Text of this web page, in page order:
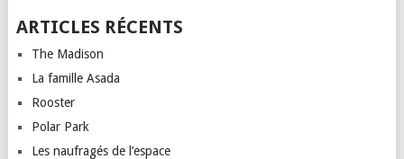
ARTICLES RÉCENTS
The Madison
La famille Asada
Rooster
Polar Park
Les naufragés de l’espace